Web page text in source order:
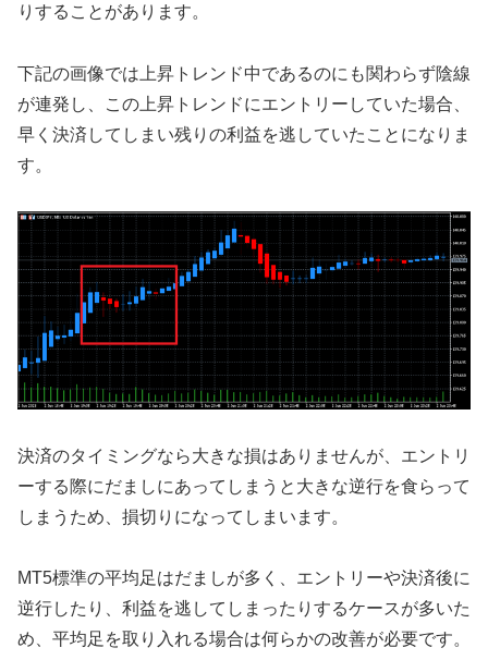
りすることがあります。
下記の画像では上昇トレンド中であるのにも関わらず陰線
が連発し、この上昇トレンドにエントリーしていた場合、
早く決済してしまい残りの利益を逃していたことになりま
す。
決済のタイミングなら大きな損はありませんが、エントリ
ーする際にだましにあってしまうと大きな逆行を食らって
しまうため、損切りになってしまいます。
MT5標準の平均足はだましが多く、エントリーや決済後に
逆行したり、利益を逃してしまったりするケースが多いた
め、平均足を取り入れる場合は何らかの改善が必要です。